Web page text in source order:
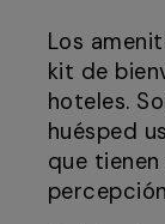
Los
kit de
hoteles.
huésped
que